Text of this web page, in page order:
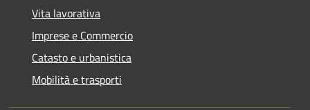
Vita lavorativa
Imprese e Commercio
Catasto e urbanistica
Mobilità e trasporti